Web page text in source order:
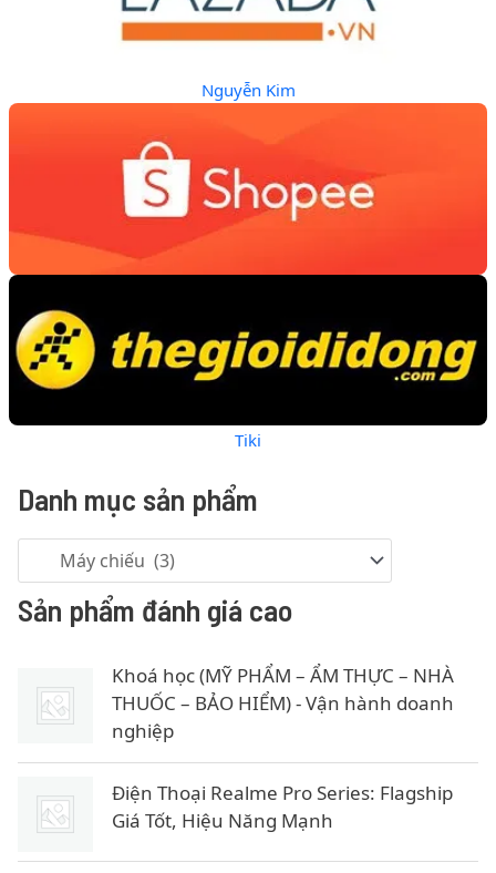
Nguyễn Kim
Tiki
Danh mục sản phẩm
Sản phẩm đánh giá cao
Khoá học (MỸ PHẨM – ẨM THỰC – NHÀ
THUỐC – BẢO HIỂM) - Vận hành doanh
nghiệp
Điện Thoại Realme Pro Series: Flagship
Giá Tốt, Hiệu Năng Mạnh